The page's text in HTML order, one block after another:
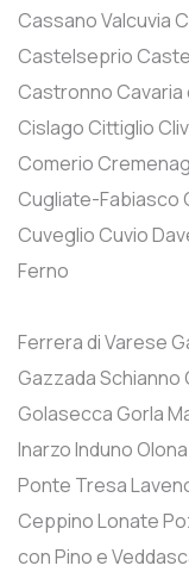
Cassano Valcuvia
Castelseprio
Castronno
Cislago Cittiglio
Comerio
Cugliate-Fabiasco
Cuveglio Cuvio
Ferno
Ferrera di Varese
Gazzada Schianno
Golasecca Gorla
InarzoInduno Olona
Ponte Tresa
CeppinoLonate
con Pino e